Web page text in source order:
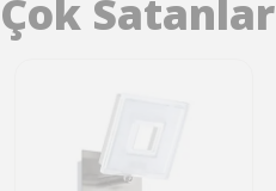
Çok Satanlar